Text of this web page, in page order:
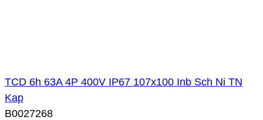
TCD 6h 63A 4P 400V IP67 107x100 Inb Sch Ni TN
Kap
B0027268